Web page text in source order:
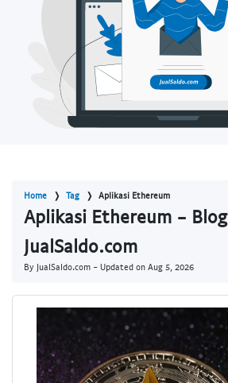
Home Tag Aplikasi Ethereum
Aplikasi Ethereum - Blog
JualSaldo.com
By JualSaldo.com - Updated on Aug 5, 2026